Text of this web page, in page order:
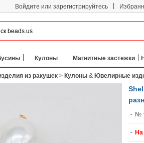
Войдите или зарегистрируйтесь
Кулоны Магнитные застежки
из ракушек > Кулоны & Ювелирные
№